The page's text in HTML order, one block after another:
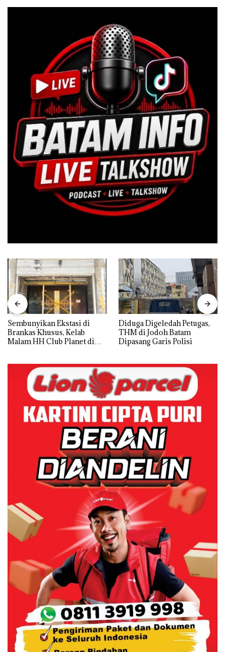
Sembunyikan Ekstasi di
Brankas Khusus, Kelab
Malam HH Club Planet di
Diduga Digeledah Petugas,
THM di Jodoh Batam
Dipasang Garis Polisi